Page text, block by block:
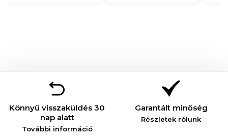
Könnyű visszaküldés 30
nap alatt
További információ
Garantált minőség
Részletek rólunk